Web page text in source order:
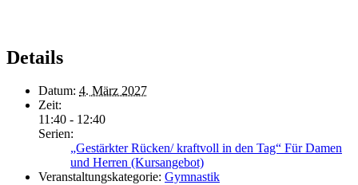
Details
Datum: 4. März 2027
Zeit:
11:40 - 12:40
Serien:
„Gestärkter Rücken/ kraftvoll in den Tag“ Für Damen
und Herren (Kursangebot)
Veranstaltungskategorie: Gymnastik